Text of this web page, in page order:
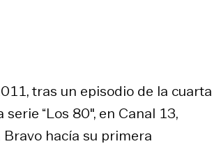
tras un episodio de la cuarta
“Los 80″, en Canal 13,
hacía su primera